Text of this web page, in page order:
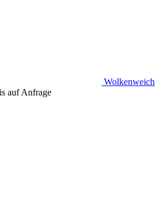
Wolkenweich
auf Anfrage